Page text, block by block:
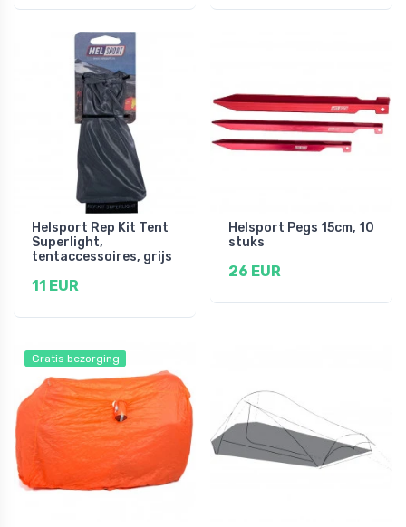
Helsport Rep Kit Tent
Superlight,
tentaccessoires, grijs
11 EUR
Helsport Pegs 15cm, 10
stuks
26 EUR
Gratis bezorging